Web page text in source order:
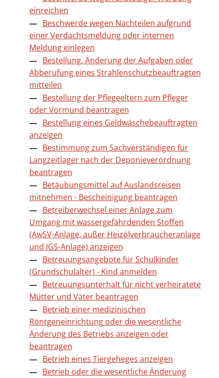
einreichen
Beschwerde wegen Nachteilen aufgrund
einer Verdachtsmeldung oder internen
Meldung einlegen
Bestellung, Änderung der Aufgaben oder
Abberufung eines Strahlenschutzbeauftragten
mitteilen
Bestellung der Pflegeeltern zum Pfleger
oder Vormund beantragen
Bestellung eines Geldwäschebeauftragten
anzeigen
Bestimmung zum Sachverständigen für
Langzeitlager nach der Deponieverordnung
beantragen
Betäubungsmittel auf Auslandsreisen
mitnehmen - Bescheinigung beantragen
Betreiberwechsel einer Anlage zum
Umgang mit wassergefährdenden Stoffen
(AwSV-Anlage, außer Heizölverbraucheranlage
und JGS-Anlage) anzeigen
Betreuungsangebote für Schulkinder
(Grundschulalter) - Kind anmelden
Betreuungsunterhalt für nicht verheiratete
Mütter und Väter beantragen
Betrieb einer medizinischen
Röntgeneinrichtung oder die wesentliche
Änderung des Betriebs anzeigen oder
beantragen
Betrieb eines Tiergeheges anzeigen
Betrieb oder die wesentliche Änderung